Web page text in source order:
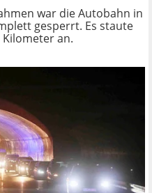
war die Autobahn in
gesperrt. Es staute
an.